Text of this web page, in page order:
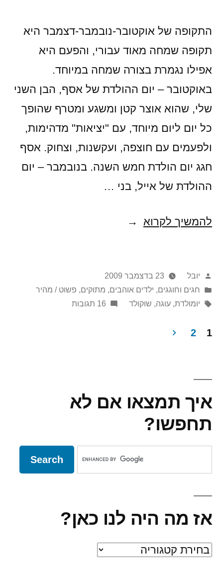
התקופה של אוקטובר-נובמבר-דצמבר היא
תקופה שמחה מאוד עבורי, והפעם היא
אפילו נגמרת בצורה שמחה במיוחד.
באוקטובר – יום ההולדת של אסף, הבן השני
שלי, שהוא אוצר קטן ומשגע ומטרף שהופך
כל יום ליום מיוחד, עם "יציאות" מדהימות,
ולפעמים עם חוצפה, ועקשנות, וצחוק. אסף
חגג יום הולדת חמש השנה. בנובמבר – יום
ההולדת של אייל, בני …
להמשיך לקרוא יש
פורסם
על
ידי
יובל
23 בדצמבר 2009
Posted
in
חגים וחוגגים, ילדים אוהבים, מתוקים, פשוט / מהיר
תגיות:
יומולדת, עוגה, שוקולד 16 תגובות
על
pagination
1
2
איך תמצאו אם לא
תחפשו?
אז מה היה לנו כאן?
אז